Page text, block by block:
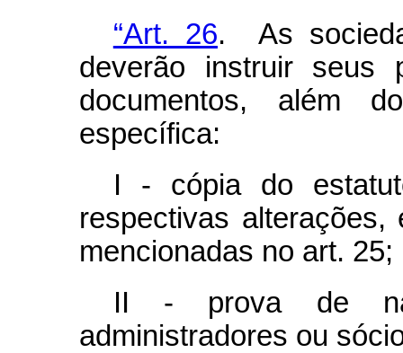
“Art. 26. As
deverão instruir seus
documentos, além
específica:
I - cópia do
respectivas
mencionadas no art. 25;
II - prova de
administradores ou